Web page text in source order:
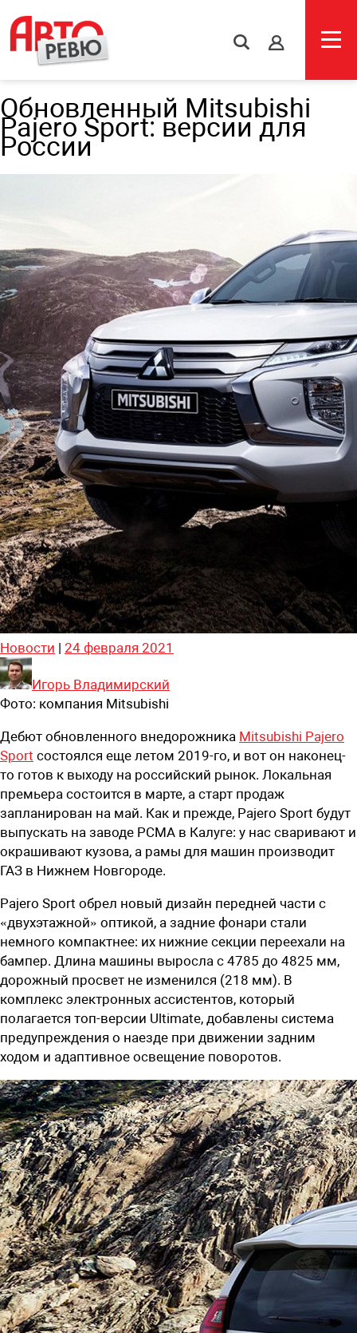
s
Обновленный Mitsubishi
Pajero Sport: версии для
России
Новости | 24 февраля 2021
Игорь Владимирский
Фото: компания Mitsubishi
Дебют обновленного внедорожника Mitsubishi Pajero
Sport состоялся еще летом 2019-го, и вот он наконец-
то готов к выходу на российский рынок. Локальная
премьера состоится в марте, а старт продаж
запланирован на май. Как и прежде, Pajero Sport будут
выпускать на заводе PCMA в Калуге: у нас сваривают и
окрашивают кузова, а рамы для машин производит
ГАЗ в Нижнем Новгороде.
Pajero Sport обрел новый дизайн передней части с
«двухэтажной» оптикой, а задние фонари стали
немного компактнее: их нижние секции переехали на
бампер. Длина машины выросла с 4785 до 4825 мм,
дорожный просвет не изменился (218 мм). В
комплекс электронных ассистентов, который
полагается топ-версии Ultimate, добавлены система
предупреждения о наезде при движении задним
ходом и адаптивное освещение поворотов.